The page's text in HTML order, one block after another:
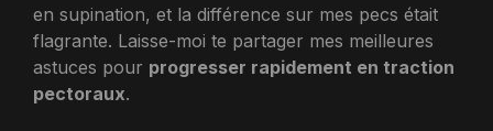
en supination, et la différence sur mes pecs était
flagrante. Laisse-moi te partager mes meilleures
astuces pour progresser rapidement en traction
pectoraux.